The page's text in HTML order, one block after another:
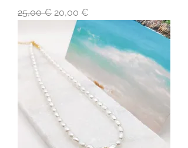
Standardpreis
25,00 € Sale-Preis
20,00 €